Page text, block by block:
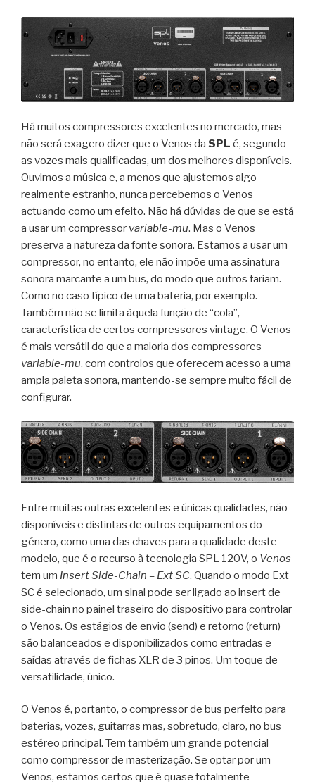
Há muitos compressores excelentes no mercado, mas
não será exagero dizer que o Venos da SPL é, segundo
as vozes mais qualificadas, um dos melhores disponíveis.
Ouvimos a música e, a menos que ajustemos algo
realmente estranho, nunca percebemos o Venos
actuando como um efeito. Não há dúvidas de que se está
a usar um compressor variable-mu. Mas o Venos
preserva a natureza da fonte sonora. Estamos a usar um
compressor, no entanto, ele não impõe uma assinatura
sonora marcante a um bus, do modo que outros fariam.
Como no caso típico de uma bateria, por exemplo.
Também não se limita àquela função de “cola”,
característica de certos compressores vintage. O Venos
é mais versátil do que a maioria dos compressores
variable-mu, com controlos que oferecem acesso a uma
ampla paleta sonora, mantendo-se sempre muito fácil de
configurar.
Entre muitas outras excelentes e únicas qualidades, não
disponíveis e distintas de outros equipamentos do
género, como uma das chaves para a qualidade deste
modelo, que é o recurso à tecnologia SPL 120V, o Venos
tem um Insert Side-Chain – Ext SC. Quando o modo Ext
SC é selecionado, um sinal pode ser ligado ao insert de
side-chain no painel traseiro do dispositivo para controlar
o Venos. Os estágios de envio (send) e retorno (return)
são balanceados e disponibilizados como entradas e
saídas através de fichas XLR de 3 pinos. Um toque de
versatilidade, único.
O Venos é, portanto, o compressor de bus perfeito para
baterias, vozes, guitarras mas, sobretudo, claro, no bus
estéreo principal. Tem também um grande potencial
como compressor de masterização. Se optar por um
Venos, estamos certos que é quase totalmente